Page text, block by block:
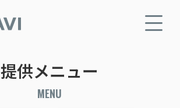
提供メニュー
MENU